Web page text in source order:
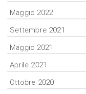
Maggio 2022
Settembre 2021
Maggio 2021
Aprile 2021
Ottobre 2020